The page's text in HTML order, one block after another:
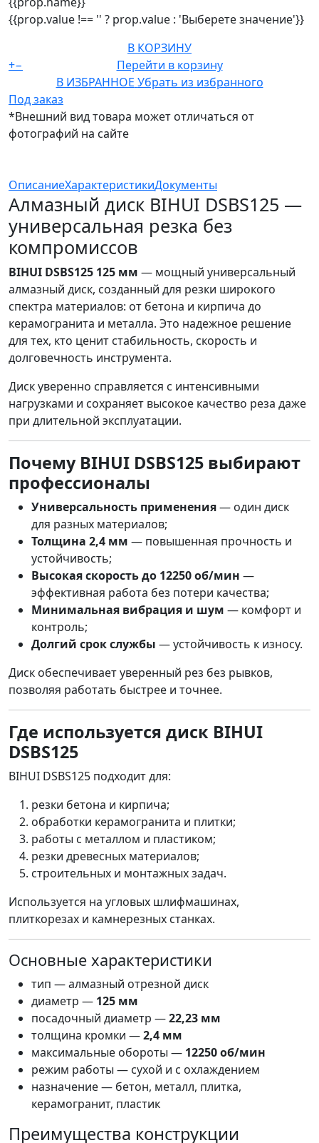
{{prop.value !== '' ? prop.value : 'Выберете значение'}}
В КОРЗИНУ
+−
Перейти в корзину
В ИЗБРАННОЕ Убрать из избранного
Под заказ
*Внешний вид товара может отличаться от
фотографий на сайте
ОписаниеХарактеристикиДокументы
Алмазный диск BIHUI DSBS125 —
универсальная резка без
компромиссов
BIHUI DSBS125 125 мм — мощный универсальный
алмазный диск, созданный для резки широкого
спектра материалов: от бетона и кирпича до
керамогранита и металла. Это надежное решение
для тех, кто ценит стабильность, скорость и
долговечность инструмента.
Диск уверенно справляется с интенсивными
нагрузками и сохраняет высокое качество реза даже
при длительной эксплуатации.
Почему BIHUI DSBS125 выбирают
профессионалы
Универсальность применения— один диск
для разных материалов;
Толщина 2,4 мм — повышенная прочность и
устойчивость;
Высокая скорость до 12250 об/мин —
эффективная работа без потери качества;
Минимальная вибрация и шум — комфорт и
контроль;
Долгий срок службы — устойчивость к износу.
Диск обеспечивает уверенный рез без рывков,
позволяя работать быстрее и точнее.
Где используется диск BIHUI
DSBS125
BIHUI DSBS125 подходит для:
резки бетона и кирпича;
обработки керамогранита и плитки;
работы с металлом и пластиком;
резки древесных материалов;
строительных и монтажных задач.
Используется на угловых шлифмашинах,
плиткорезах и камнерезных станках.
Основные характеристики
тип — алмазный отрезной диск
диаметр — 125 мм
посадочный диаметр —22,23 мм
толщина кромки —2,4 мм
максимальные обороты — 12250 об/мин
режим работы — сухой и с охлаждением
назначение — бетон, металл, плитка,
керамогранит, пластик
Преимущества конструкции